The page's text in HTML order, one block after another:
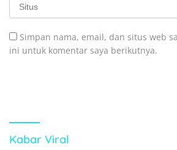
Simpan nama, email, dan situs web
ini untuk komentar saya berikutnya.
Kabar Viral